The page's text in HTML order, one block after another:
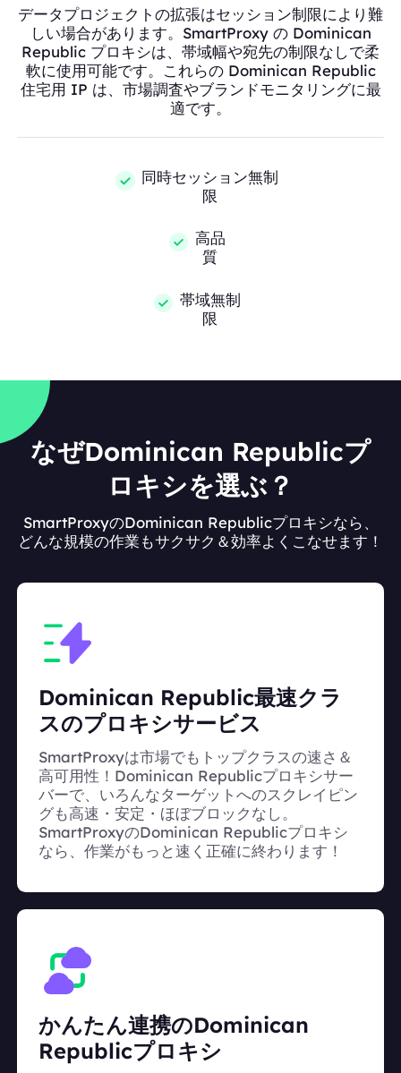
データプロジェクトの拡張はセッション制限により難
しい場合があります。SmartProxy の Dominican
Republic プロキシは、帯域幅や宛先の制限なしで柔
軟に使用可能です。これらの Dominican Republic
住宅用 IP は、市場調査やブランドモニタリングに最
適です。
同時セッション無制
限
高品
質
帯域無制
限
なぜDominican Republicプ
ロキシを選ぶ？
SmartProxyのDominican Republicプロキシなら、
どんな規模の作業もサクサク＆効率よくこなせます！
Dominican Republic最速クラ
スのプロキシサービス
SmartProxyは市場でもトップクラスの速さ＆
高可用性！Dominican Republicプロキシサー
バーで、いろんなターゲットへのスクレイピン
グも高速・安定・ほぼブロックなし。
SmartProxyのDominican Republicプロキシ
なら、作業がもっと速く正確に終わります！
かんたん連携のDominican
Republicプロキシ